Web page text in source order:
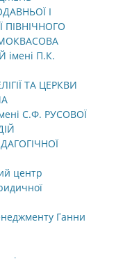
І
ПІВНІЧНОГО
імені П.К.
ТА ЦЕРКВИ
С.Ф. РУСОВОЇ
центр
Ганни